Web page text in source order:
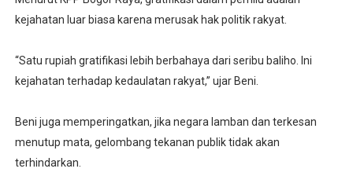
kejahatan luar biasa karena merusak hak politik rakyat.
“Satu rupiah gratifikasi lebih berbahaya dari seribu baliho. Ini
kejahatan terhadap kedaulatan rakyat,” ujar Beni.
Beni juga memperingatkan, jika negara lamban dan terkesan
menutup mata, gelombang tekanan publik tidak akan
terhindarkan.